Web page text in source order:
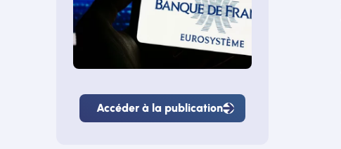
Accéder
à
Accéder à la publication